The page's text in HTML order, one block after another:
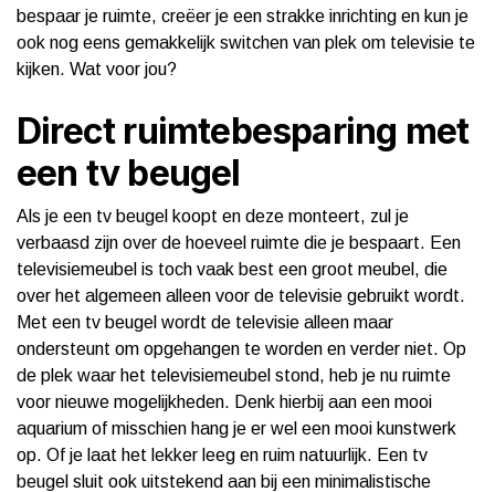
bespaar je ruimte, creëer je een strakke inrichting en kun je
ook nog eens gemakkelijk switchen van plek om televisie te
kijken. Wat voor jou?
Direct ruimtebesparing met
een tv beugel
Als je een tv beugel koopt en deze monteert, zul je
verbaasd zijn over de hoeveel ruimte die je bespaart. Een
televisiemeubel is toch vaak best een groot meubel, die
over het algemeen alleen voor de televisie gebruikt wordt.
Met een tv beugel wordt de televisie alleen maar
ondersteunt om opgehangen te worden en verder niet. Op
de plek waar het televisiemeubel stond, heb je nu ruimte
voor nieuwe mogelijkheden. Denk hierbij aan een mooi
aquarium of misschien hang je er wel een mooi kunstwerk
op. Of je laat het lekker leeg en ruim natuurlijk. Een tv
beugel sluit ook uitstekend aan bij een minimalistische